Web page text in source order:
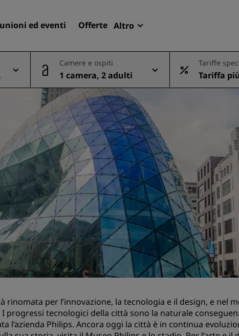
ed eventi Offerte Altro
Radisson Rewards
Le mie prenotazioni
Trova il tuo hotel
Destinazioni
Resort
Residence
Hotel aeroportuali
Hotel nuovi e di prossima
apertura
Meeting ed eventi
Scopri Radisson Meetings
Prenota uno spazio per riunioni
Richiedi un preventivo
Destinazioni per eventi
Cerca voli
Camere e ospiti
1 camera, 2 adulti
Tariffe
Tariffa
sponibile
rinomata per l’innovazione, la tecnologia e il design, e nel
I progressi tecnologici della città sono la naturale
l’azienda Philips. Ancora oggi la città è in continua